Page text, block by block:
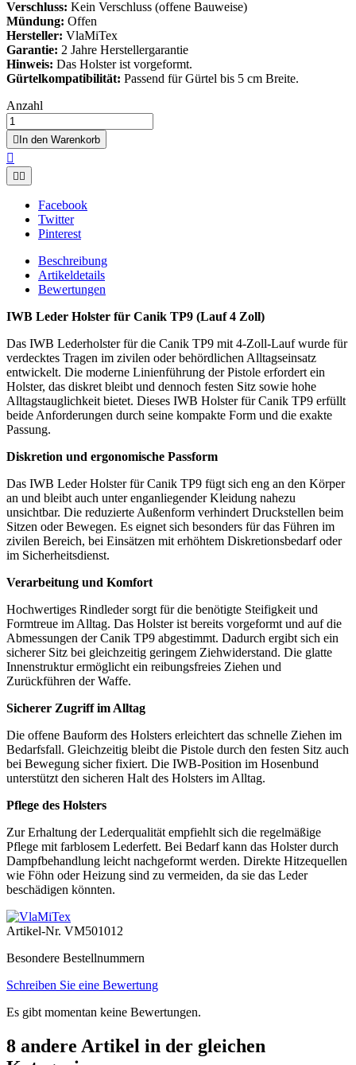
Verschluss: Kein Verschluss (offene Bauweise)
Mündung: Offen
Hersteller: VlaMiTex
Garantie: 2 Jahre Herstellergarantie
Hinweis: Das Holster ist vorgeformt.
Gürtelkompatibilität: Passend für Gürtel bis 5 cm Breite.
Anzahl
In den Warenkorb


Facebook
Twitter
Pinterest
Beschreibung
Artikeldetails
Bewertungen
IWB Leder Holster für Canik TP9 (Lauf 4 Zoll)
Das IWB Lederholster für die Canik TP9 mit 4-Zoll-Lauf wurde für
verdecktes Tragen im zivilen oder behördlichen Alltagseinsatz
entwickelt. Die moderne Linienführung der Pistole erfordert ein
Holster, das diskret bleibt und dennoch festen Sitz sowie hohe
Alltagstauglichkeit bietet. Dieses IWB Holster für Canik TP9 erfüllt
beide Anforderungen durch seine kompakte Form und die exakte
Passung.
Diskretion und ergonomische Passform
Das IWB Leder Holster für Canik TP9 fügt sich eng an den Körper
an und bleibt auch unter enganliegender Kleidung nahezu
unsichtbar. Die reduzierte Außenform verhindert Druckstellen beim
Sitzen oder Bewegen. Es eignet sich besonders für das Führen im
zivilen Bereich, bei Einsätzen mit erhöhtem Diskretionsbedarf oder
im Sicherheitsdienst.
Verarbeitung und Komfort
Hochwertiges Rindleder sorgt für die benötigte Steifigkeit und
Formtreue im Alltag. Das Holster ist bereits vorgeformt und auf die
Abmessungen der Canik TP9 abgestimmt. Dadurch ergibt sich ein
sicherer Sitz bei gleichzeitig geringem Ziehwiderstand. Die glatte
Innenstruktur ermöglicht ein reibungsfreies Ziehen und
Zurückführen der Waffe.
Sicherer Zugriff im Alltag
Die offene Bauform des Holsters erleichtert das schnelle Ziehen im
Bedarfsfall. Gleichzeitig bleibt die Pistole durch den festen Sitz auch
bei Bewegung sicher fixiert. Die IWB-Position im Hosenbund
unterstützt den sicheren Halt des Holsters im Alltag.
Pflege des Holsters
Zur Erhaltung der Lederqualität empfiehlt sich die regelmäßige
Pflege mit farblosem Lederfett. Bei Bedarf kann das Holster durch
Dampfbehandlung leicht nachgeformt werden. Direkte Hitzequellen
wie Föhn oder Heizung sind zu vermeiden, da sie das Leder
beschädigen könnten.
Artikel-Nr. VM501012
Besondere Bestellnummern
Schreiben Sie eine Bewertung
Es gibt momentan keine Bewertungen.
8 andere Artikel in der gleichen